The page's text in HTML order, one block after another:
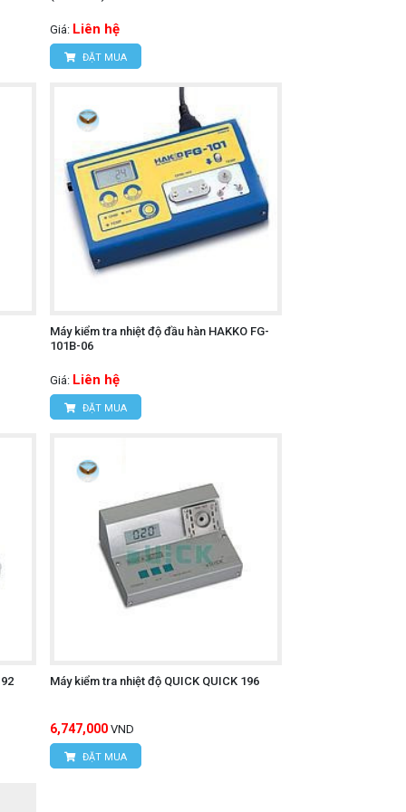
thời gian dài với độ ổn định cao.
xuất. Các phím chức năng được bố trí
hành và kỹ thuật viên chuyên nghiệp.
Giá: Liên hệ
ĐẶT MUA
Máy kiểm tra nhiệt độ đầu hàn HAKKO FG-
101B-06
Giá: Liên hệ
ĐẶT MUA
Máy kiểm tra nhiệt độ QUICK QUICK 196
6,747,000 VND
ĐẶT MUA